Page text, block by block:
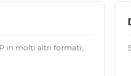
in molti altri formati: